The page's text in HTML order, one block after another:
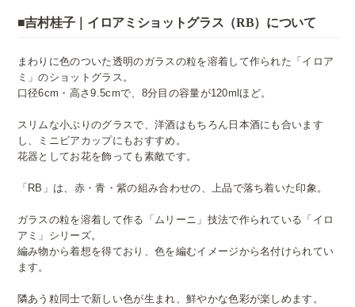
■吉村桂子｜イロアミショットグラス（RB）について
まわりに色のついた透明のガラスの粒を溶着して作られた「イロア
ミ」のショットグラス。
口径6cm・高さ9.5cmで、8分目の容量が120mlほど。
スリムな小ぶりのグラスで、洋酒はもちろん日本酒にも合います
し、ミニビアカップにもおすすめ。
花器としてお花を飾っても素敵です。
「RB」は、赤・青・紫の組み合わせの、上品で落ち着いた印象。
ガラスの粒を溶着して作る「ムリーニ」技法で作られている「イロ
アミ」シリーズ。
編み物から着想を得ており、色を編むイメージから名付けられてい
ます。
隣あう粒同士で新しい色が生まれ、鮮やかな色彩が楽しめます。